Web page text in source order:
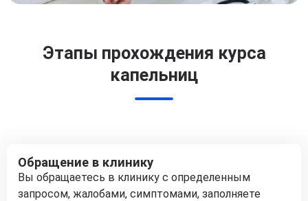
Этапы прохождения курса
капельниц
Обращение в клинику
Вы обращаетесь в клинику с определенным
запросом, жалобами, симптомами, заполняете